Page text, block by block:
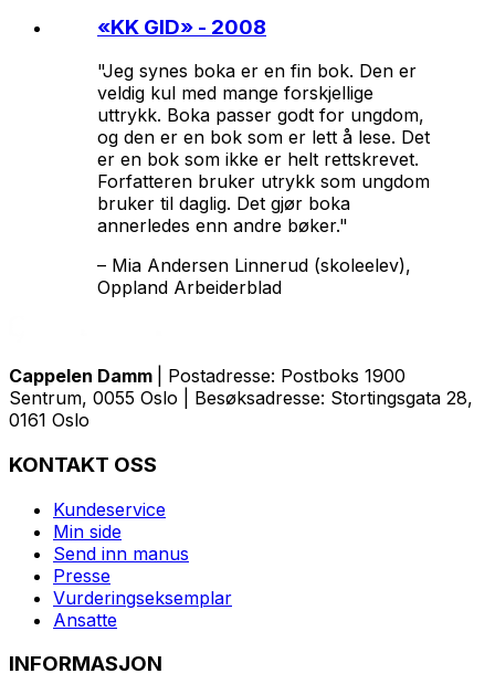
«KK GID» - 2008
"Jeg synes boka er en fin bok. Den er
veldig kul med mange forskjellige
uttrykk. Boka passer godt for ungdom,
og den er en bok som er lett å lese. Det
er en bok som ikke er helt rettskrevet.
Forfatteren bruker utrykk som ungdom
bruker til daglig. Det gjør boka
annerledes enn andre bøker."
– Mia Andersen Linnerud (skoleelev),
Oppland Arbeiderblad
Cappelen Damm
| Postadresse: Postboks 1900
Sentrum, 0055 Oslo | Besøksadresse: Stortingsgata 28,
0161 Oslo
KONTAKT OSS
Kundeservice
Min side
Send inn manus
Presse
Vurderingseksemplar
Ansatte
INFORMASJON